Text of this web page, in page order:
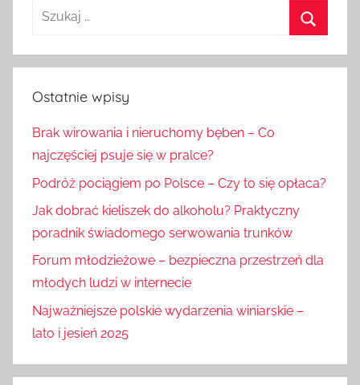
Szukaj:
Ostatnie wpisy
Brak wirowania i nieruchomy bęben – Co
najczęściej psuje się w pralce?
Podróż pociągiem po Polsce – Czy to się opłaca?
Jak dobrać kieliszek do alkoholu? Praktyczny
poradnik świadomego serwowania trunków
Forum młodzieżowe – bezpieczna przestrzeń dla
młodych ludzi w internecie
Najważniejsze polskie wydarzenia winiarskie –
lato i jesień 2025